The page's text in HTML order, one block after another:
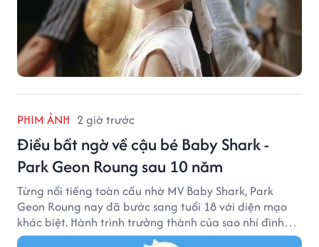
PHIM ẢNH 2 giờ trước
Điều bất ngờ về cậu bé Baby Shark -
Park Geon Roung sau 10 năm
Từng nổi tiếng toàn cầu nhờ MV Baby Shark, Park
Geon Roung nay đã bước sang tuổi 18 với diện mạo
khác biệt. Hành trình trưởng thành của sao nhí đình
đám một thời đang thu hút sự quan tâm của nhiều